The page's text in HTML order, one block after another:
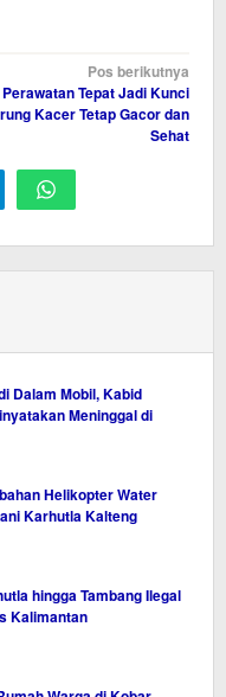
Pos berikutnya
Perawatan Tepat Jadi Kunci
Kacer Tetap Gacor dan
Sehat
Dalam Mobil, Kabid
Meninggal di
Helikopter Water
Karhutla Kalteng
hingga Tambang Ilegal
Kalimantan